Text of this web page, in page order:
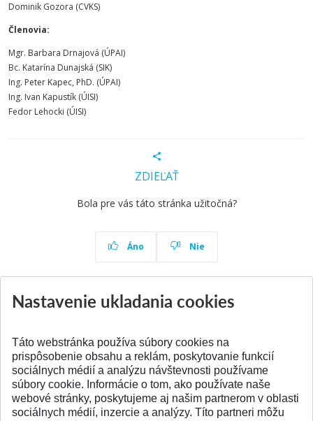
Dominik Gozora (CVKS)
Členovia:
Mgr. Barbara Drnajová (ÚPAI)
Bc. Katarína Dunajská (SIK)
Ing. Peter Kapec, PhD. (ÚPAI)
Ing. Ivan Kapustík (ÚISI)
Fedor Lehocki (ÚISI)
ZDIEĽAŤ
Bola pre vás táto stránka užitočná?
Áno Nie
SPÄŤ NA VRCH
Nastavenie ukladania cookies
Táto webstránka používa súbory cookies na
prispôsobenie obsahu a reklám, poskytovanie funkcií
sociálnych médií a analýzu návštevnosti používame
súbory cookie. Informácie o tom, ako používate naše
webové stránky, poskytujeme aj našim partnerom v oblasti
sociálnych médií, inzercie a analýzy. Títo partneri môžu